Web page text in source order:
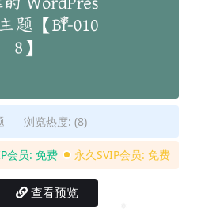
浏览热度: (8)
会员: 免费 永久SVIP会员: 免费
查看预览